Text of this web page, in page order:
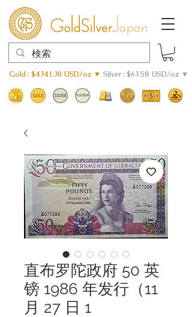
Gold : $4341.30 USD/oz ▼ Silver : $63.58 USD/oz ▼
直布罗陀政府 50 英
镑 1986 年发行（11
月 27 日 1